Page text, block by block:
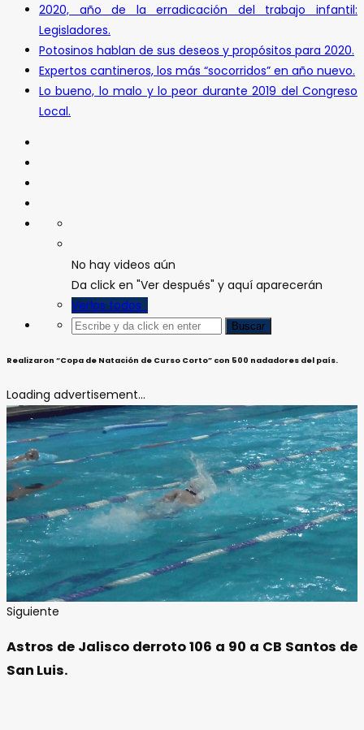
2020, año de la erradicación del trabajo infantil:
Legisladores.
Potosinos hablan de sus deseos y propósitos para 2020.
Expertos cantineros, los más “socorridos” en año nuevo.
Lo bueno, lo malo y lo peor durante 2019 del Congreso
Local.
No hay videos aún
Da click en "Ver después" y aquí aparecerán
Verlos todos
Realizaron “Copa de Natación de Curso Corto” con 500 nadadores del país.
Loading advertisement...
Siguiente
Astros de Jalisco derroto 106 a 90 a CB Santos de
San Luis.